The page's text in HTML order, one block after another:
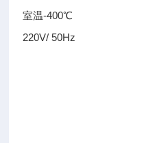
室温-400℃
220V/ 50Hz